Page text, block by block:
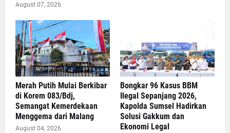
August 07, 2026
Merah Putih Mulai Berkibar
di Korem 083/Bdj,
Semangat Kemerdekaan
Menggema dari Malang
August 04, 2026
Bongkar 96 Kasus BBM
Ilegal Sepanjang 2026,
Kapolda Sumsel Hadirkan
Solusi Gakkum dan
Ekonomi Legal